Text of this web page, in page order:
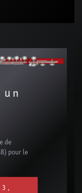
un
de
pour le